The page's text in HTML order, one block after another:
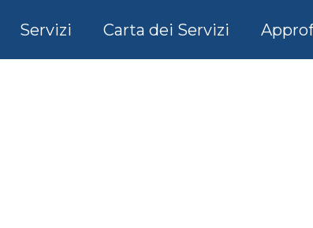
Servizi Carta dei Servizi